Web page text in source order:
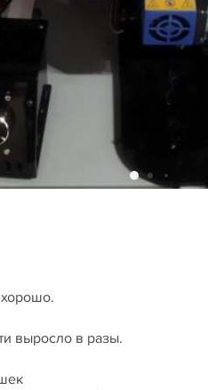
вырocлo в рaзы.